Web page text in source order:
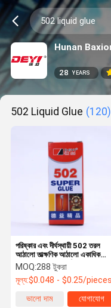
Hunan
28 YEARS
502 Liquid Glue (120)
পরিষ্কার এবং দীর্ঘস্থায়ী 502 তরল
আঠালো তাত্ক্ষণিক আঠালো একাধিক
উপকরণ জন্য সুপার আঠালো
MOQ:288 টুকরা
মূল্য:$0.048 - $0.25/pieces
ভালো দাম
যোগাযোগ